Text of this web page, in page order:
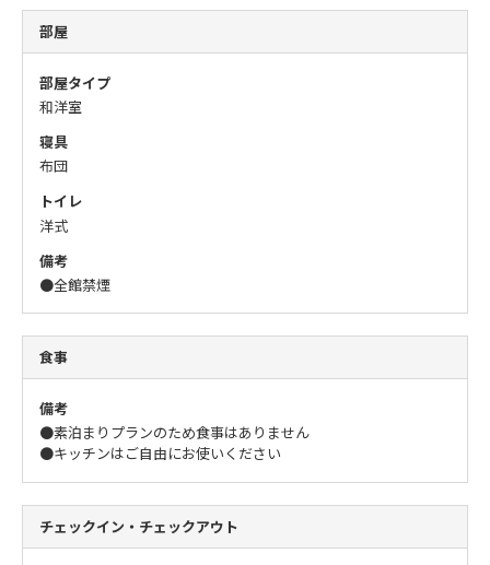
部屋
部屋タイプ
和洋室
寝具
布団
トイレ
洋式
備考
●全館禁煙
食事
備考
●素泊まりプランのため食事はありません
●キッチンはご自由にお使いください
チェックイン・チェックアウト